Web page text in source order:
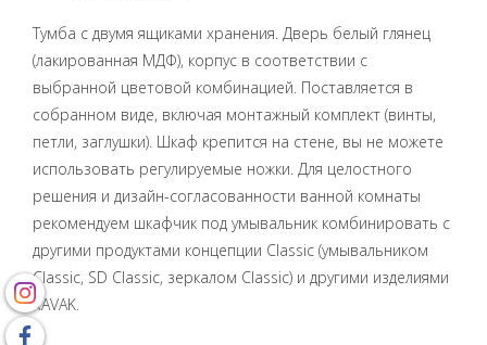
Тумба с двумя ящиками хранения. Дверь белый глянец
(лакированная МДФ), корпус в соответствии с
выбранной цветовой комбинацией. Поставляется в
собранном виде, включая монтажный комплект (винты,
петли, заглушки). Шкаф крепится на стене, вы не можете
использовать регулируемые ножки. Для целостного
решения и дизайн-согласованности ванной комнаты
рекомендуем шкафчик под умывальник комбинировать с
другими продуктами концепции Classic (умывальником
Classic, SD Classic, зеркалом Classic) и другими изделиями
RAVAK.